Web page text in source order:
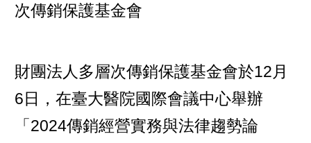
次傳銷保護基金會
財團法人多層次傳銷保護基金會於12月
6日，在臺大醫院國際會議中心舉辦
「2024傳銷經營實務與法律趨勢論